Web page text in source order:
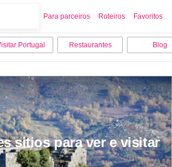
Para parceiros Roteiros Favoritos
Portugal Restaurantes Blog
sitios para ver e visitar